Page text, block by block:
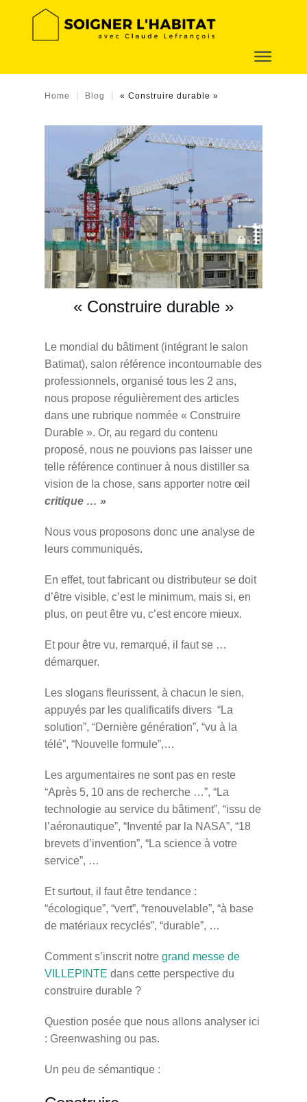
Home Blog « Construire durable »
« Construire durable »
Le mondial du bâtiment (intégrant le salon
Batimat), salon référence incontournable des
professionnels, organisé tous les 2 ans,
nous propose régulièrement des articles
dans une rubrique nommée « Construire
Durable ». Or, au regard du contenu
proposé, nous ne pouvions pas laisser une
telle référence continuer à nous distiller sa
vision de la chose, sans apporter notre œil
critique … »
Nous vous proposons donc une analyse de
leurs communiqués.
En effet, tout fabricant ou distributeur se doit
d’être visible, c’est le minimum, mais si, en
plus, on peut être vu, c’est encore mieux.
Et pour être vu, remarqué, il faut se …
démarquer.
Les slogans fleurissent, à chacun le sien,
appuyés par les qualificatifs divers “La
solution”, “Dernière génération”, “vu à la
télé”, “Nouvelle formule”,…
Les argumentaires ne sont pas en reste
“Après 5, 10 ans de recherche …”, “La
technologie au service du bâtiment”, “issu de
l’aéronautique”, “Inventé par la NASA”, “18
brevets d’invention”, “La science à votre
service”, …
Et surtout, il faut être tendance :
“écologique”, “vert”, “renouvelable”, “à base
de matériaux recyclés”, “durable”, …
Comment s’inscrit notre grand messe de
VILLEPINTE dans cette perspective du
construire durable ?
Question posée que nous allons analyser ici
: Greenwashing ou pas.
Un peu de sémantique :